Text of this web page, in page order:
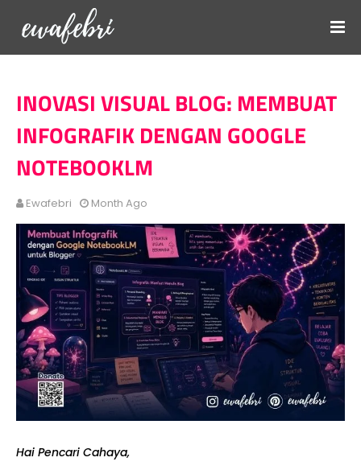
INOVASI VISUAL BLOG: MEMBUAT
INFOGRAFIK DENGAN GOOGLE
NOTEBOOKLM
Ewafebri Month Ago
Hai Pencari Cahaya,